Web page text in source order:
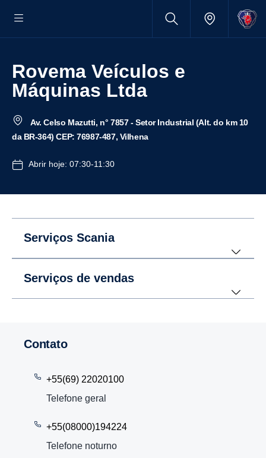
Rovema Veículos e
Máquinas Ltda
Av. Celso Mazutti, n° 7857 - Setor Industrial (Alt. do km 10
da BR-364) CEP: 76987-487, Vilhena
Abrir hoje: 07:30-11:30
Serviços Scania
Serviços de vendas
Contato
+55(69) 22020100
Telefone geral
+55(08000)194224
Telefone noturno